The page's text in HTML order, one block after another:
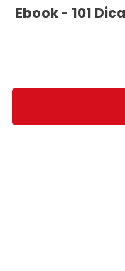
Ebook - 101